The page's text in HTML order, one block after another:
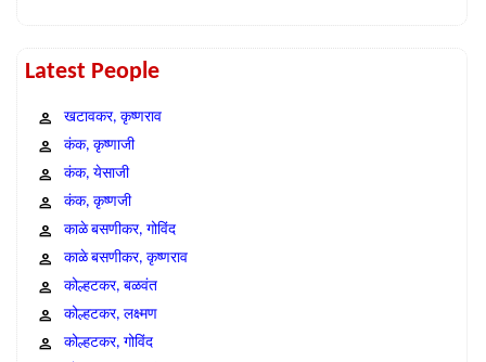
Latest People
खटावकर, कृष्णराव
कंक, कृष्णाजी
कंक, येसाजी
कंक, कृष्णजी
काळे बसणीकर, गोविंद
काळे बसणीकर, कृष्णराव
कोल्हटकर, बळवंत
कोल्हटकर, लक्ष्मण
कोल्हटकर, गोविंद